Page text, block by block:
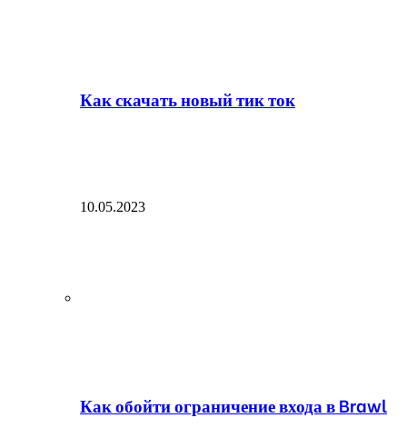
Как скачать новый тик ток
10.05.2023
Как обойти ограничение входа в Brawl